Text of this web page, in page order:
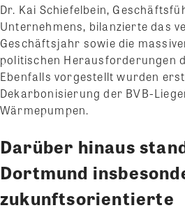
Dr. Kai Schiefelbein,
Unternehmens, bilanzierte das
Geschäftsjahr sowie die
politischen Herausforderungen
Ebenfalls vorgestellt wurden
Dekarbonisierung der BVB-
Wärmepumpen.
Darüber hinaus
Dortmund
zukunftsorientierte